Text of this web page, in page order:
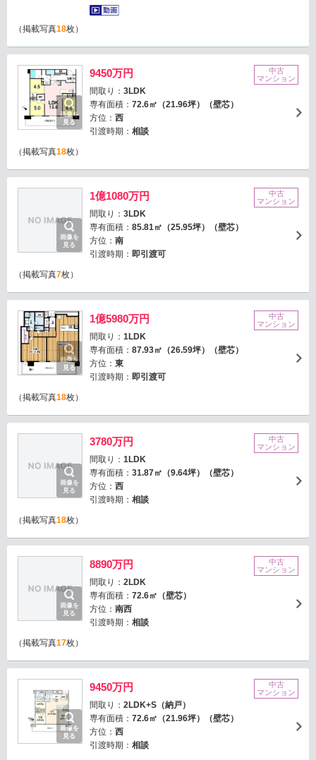
（掲載写真18枚）
画像を
見る
9450万円
間取り： 3LDK
専有面積： 72.6㎡（21.96坪）（壁芯）
方位： 西
引渡時期： 相談
中古
マンション
（掲載写真18枚）
画像を
見る
1億1080万円
間取り： 3LDK
専有面積： 85.81㎡（25.95坪）（壁芯）
方位： 南
引渡時期： 即引渡可
中古
マンション
（掲載写真7枚）
画像を
見る
1億5980万円
間取り： 1LDK
専有面積： 87.93㎡（26.59坪）（壁芯）
方位： 東
引渡時期： 即引渡可
中古
マンション
（掲載写真18枚）
画像を
見る
3780万円
間取り： 1LDK
専有面積： 31.87㎡（9.64坪）（壁芯）
方位： 西
引渡時期： 相談
中古
マンション
（掲載写真18枚）
画像を
見る
8890万円
間取り： 2LDK
専有面積： 72.6㎡（壁芯）
方位： 南西
引渡時期： 相談
中古
マンション
（掲載写真17枚）
画像を
見る
9450万円
間取り： 2LDK+S（納戸）
専有面積： 72.6㎡（21.96坪）（壁芯）
方位： 西
引渡時期： 相談
中古
マンション